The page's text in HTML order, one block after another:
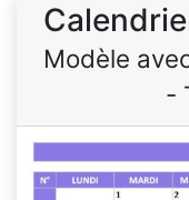
Modèle
-